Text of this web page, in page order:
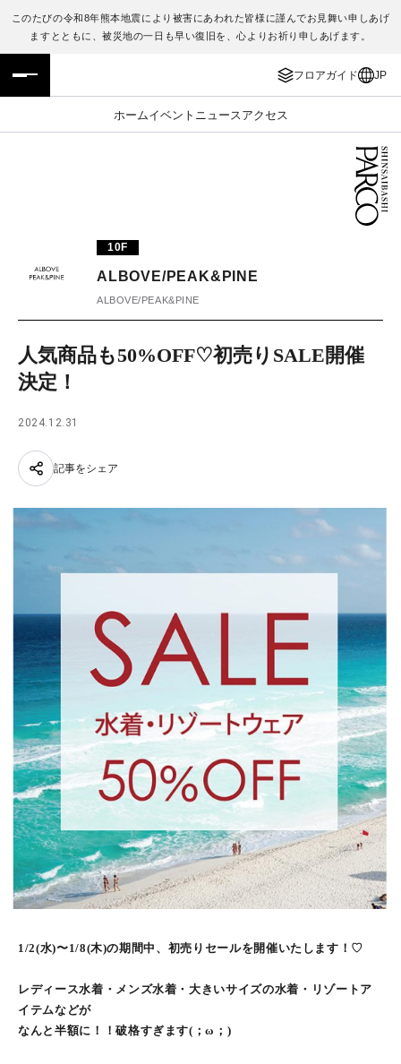
このたびの令和8年熊本地震により被害にあわれた皆様に謹んでお見舞い申しあげ
ますとともに、被災地の一日も早い復旧を、心よりお祈り申しあげます。
フロアガイド JP
ホームイベント ニュース アクセス
フロアガイド
施設案内・アクセス
TAX FREE
JP
ENGLISH
繁体字
日本語
10F
ALBOVE/PEAK&PINE
ALBOVE/PEAK&PINE
人気商品も50%OFF♡初売りSALE開催
決定！
2024.12.31
記事をシェア
1/2(水)〜1/8(木)の期間中、初売りセールを開催いたします！♡
レディース水着・メンズ水着・大きいサイズの水着・リゾートア
イテムなどが
なんと半額に！！破格すぎます(；ω；)